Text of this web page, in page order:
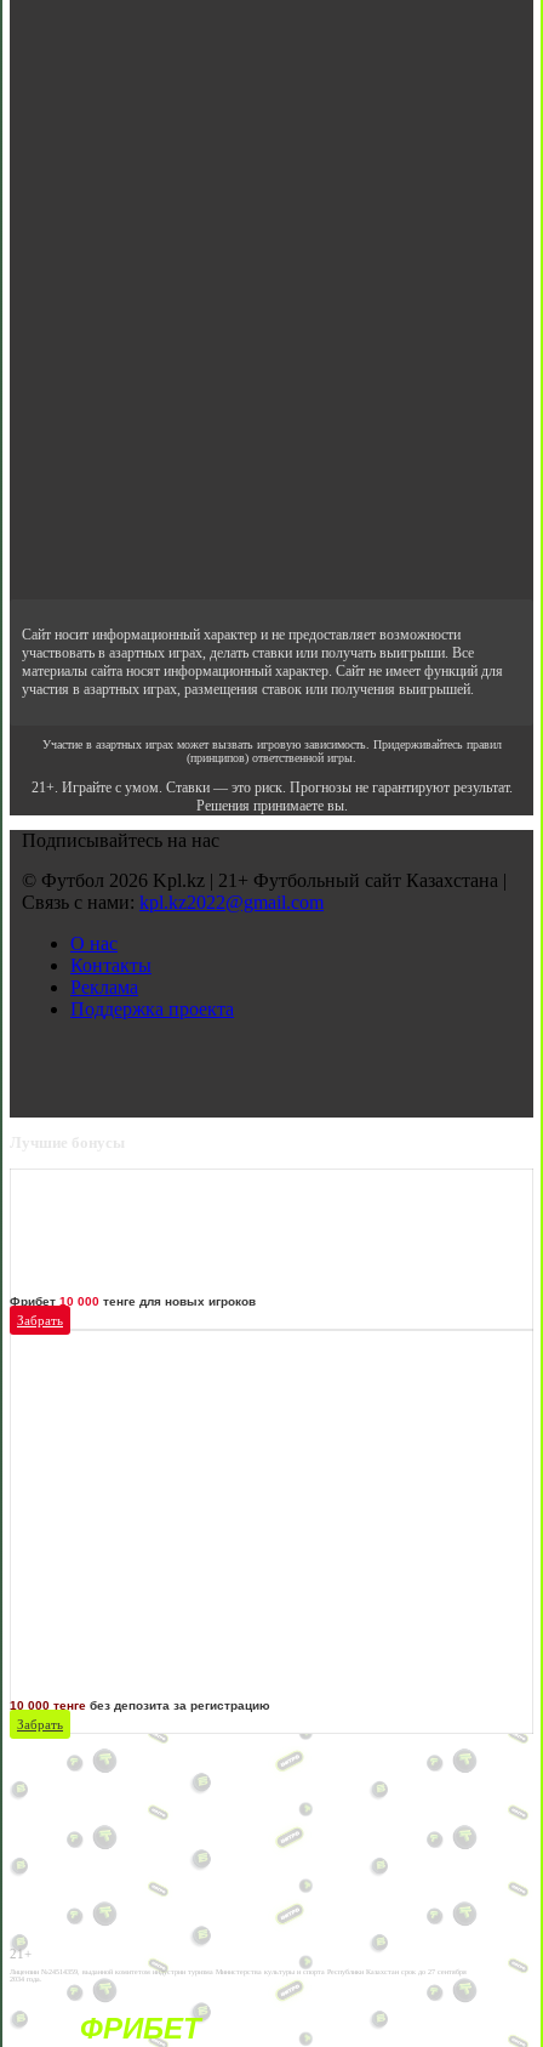
Сайт носит информационный характер и не предоставляет возможности
участвовать в азартных играх, делать ставки или получать выигрыши. Все
материалы сайта носят информационный характер. Сайт не имеет функций для
участия в азартных играх, размещения ставок или получения выигрышей.
Участие в азартных играх может вызвать игровую зависимость. Придерживайтесь правил
(принципов) ответственной игры.
21+. Играйте с умом. Ставки — это риск. Прогнозы не гарантируют результат.
Решения принимаете вы.
Подписывайтесь на нас
© Футбол 2026 Kpl.kz | 21+ Футбольный сайт Казахстана |
Связь с нами: kpl.kz2022@gmail.com
О нас
Контакты
Реклама
Поддержка проекта
Лучшие бонусы
Фрибет 10 000 тенге для новых игроков
Забрать
10 000 тенге без депозита за регистрацию
Забрать
21+
Лицензии №24514359, выданной комитетом индустрии туризма Министерства культуры и спорта Республики Казахстан срок до 27 сентября
2034 года.
ФРИБЕТ